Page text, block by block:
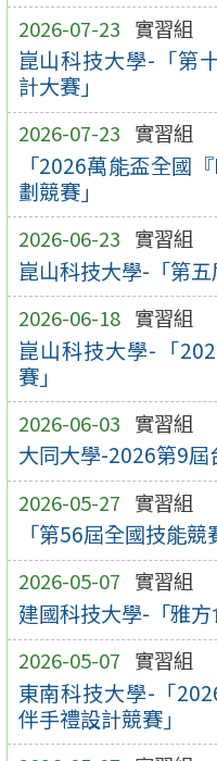
2026-07-23 實習組
崑山科技大學-「第
計大賽」
2026-07-23 實習組
「2026萬能盃全國
劃競賽」
2026-06-23 實習組
崑山科技大學-「第五
2026-06-18 實習組
崑山科技大學-「
賽」
2026-06-03 實習組
大同大學-2026第9
2026-05-27 實習組
「第56屆全國技能競
2026-05-07 實習組
建國科技大學-「雅方
2026-05-07 實習組
東南科技大學-「
伴手禮設計競賽」